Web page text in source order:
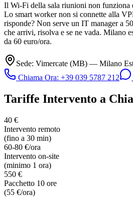
Il Wi-Fi della sala riunioni non funziona
Lo smart worker non si connette alla
risponde? Non serve un IT manager a
che arrivi, risolva e se ne vada. Milano
da 60 euro/ora.
Sede: Vimercate (MB) — Milano
Chiama Ora: +39 039 5787 212
Tariffe Intervento a
40 €
Intervento remoto
(fino a 30 min)
60-80 €/ora
Intervento on-site
(minimo 1 ora)
550 €
Pacchetto 10 ore
(55 €/ora)